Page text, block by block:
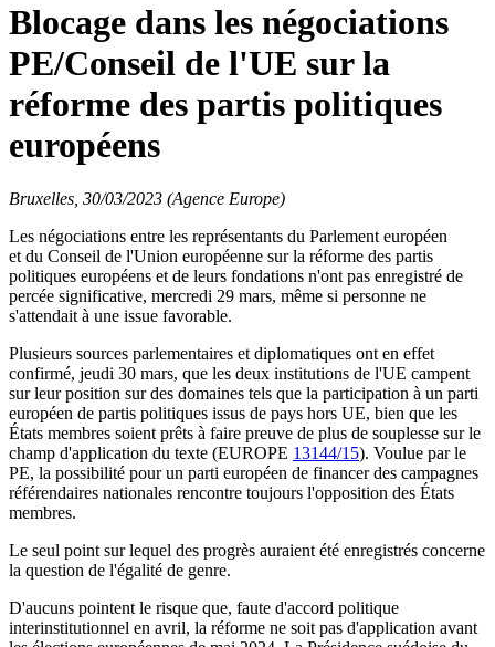
Blocage dans les négociations
PE/Conseil de l'UE sur la
réforme des partis politiques
européens
Bruxelles, 30/03/2023 (Agence Europe)
Les négociations entre les représentants du Parlement européen
et du Conseil de l'Union européenne sur la réforme des partis
politiques européens et de leurs fondations n'ont pas enregistré de
percée significative, mercredi 29 mars, même si personne ne
s'attendait à une issue favorable.
Plusieurs sources parlementaires et diplomatiques ont en effet
confirmé, jeudi 30 mars, que les deux institutions de l'UE campent
sur leur position sur des domaines tels que la participation à un parti
européen de partis politiques issus de pays hors UE, bien que les
États membres soient prêts à faire preuve de plus de souplesse sur le
champ d'application du texte (EUROPE 13144/15). Voulue par le
PE, la possibilité pour un parti européen de financer des campagnes
référendaires nationales rencontre toujours l'opposition des États
membres.
Le seul point sur lequel des progrès auraient été enregistrés concerne
la question de l'égalité de genre.
D'aucuns pointent le risque que, faute d'accord politique
interinstitutionnel en avril, la réforme ne soit pas d'application avant